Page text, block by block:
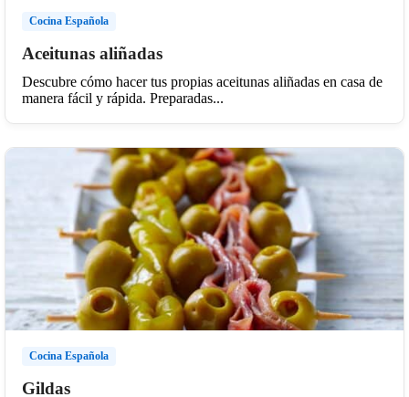
Cocina Española
Aceitunas aliñadas
Descubre cómo hacer tus propias aceitunas aliñadas en casa de
manera fácil y rápida. Preparadas...
Cocina Española
Gildas